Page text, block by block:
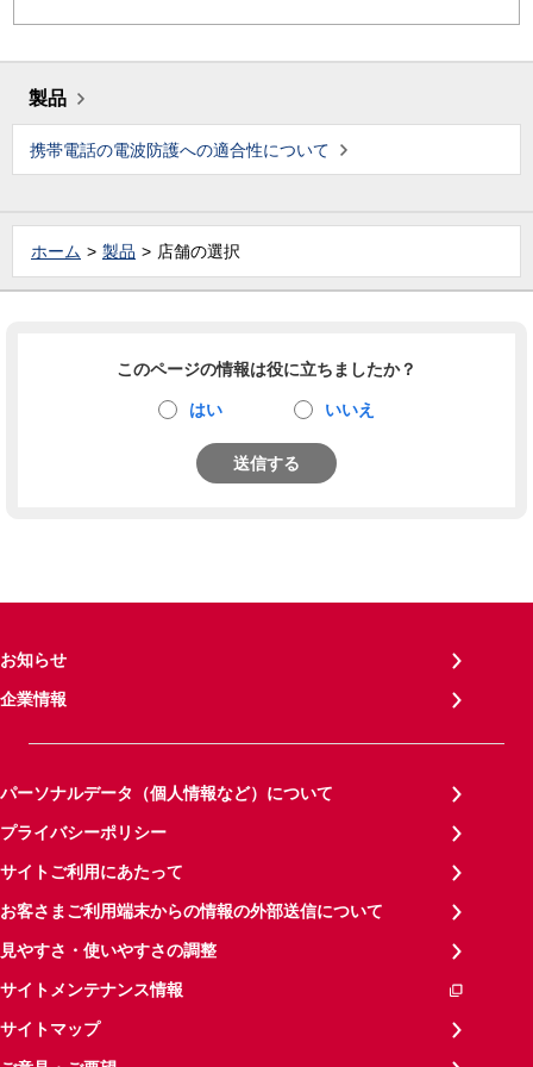
製品
携帯電話の電波防護への適合性について
ホーム 製品 店舗の選択
このページの情報は役に立ちましたか？
はい いいえ
送信する
お知らせ
企業情報
パーソナルデータ（個人情報など）について
プライバシーポリシー
サイトご利用にあたって
お客さまご利用端末からの情報の外部送信について
見やすさ・使いやすさの調整
サイトメンテナンス情報
サイトマップ